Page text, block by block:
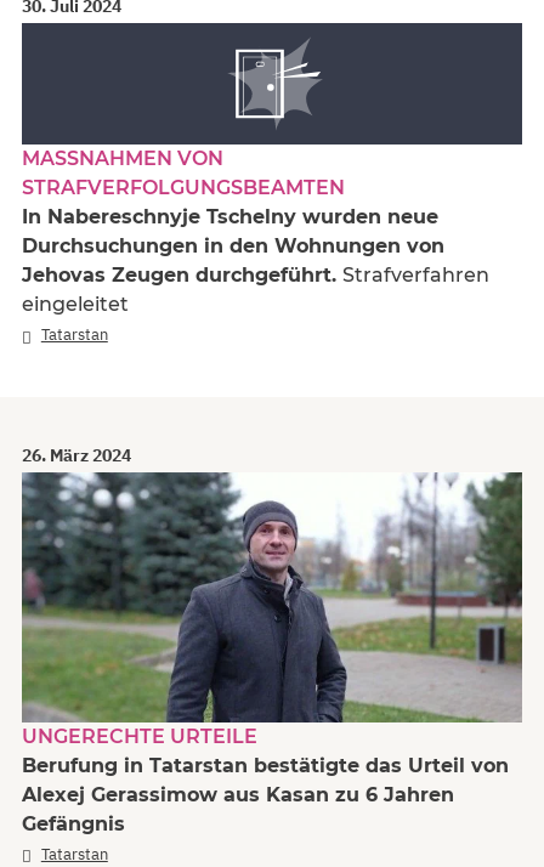
30. Juli 2024
MASSNAHMEN VON S
TRAFVERFOLGUNGSBEAMTEN
In Nabereschnyje Tschelny wurden neue
Durchsuchungen in den Wohnungen von
Jehovas Zeugen durchgeführt. Strafverfahren
eingeleitet
Tatarstan
26. März 2024
UNGERECHTE URTEILE
Berufung in Tatarstan bestätigte das Urteil von
Alexej Gerassimow aus Kasan zu 6 Jahren
Gefängnis
Tatarstan